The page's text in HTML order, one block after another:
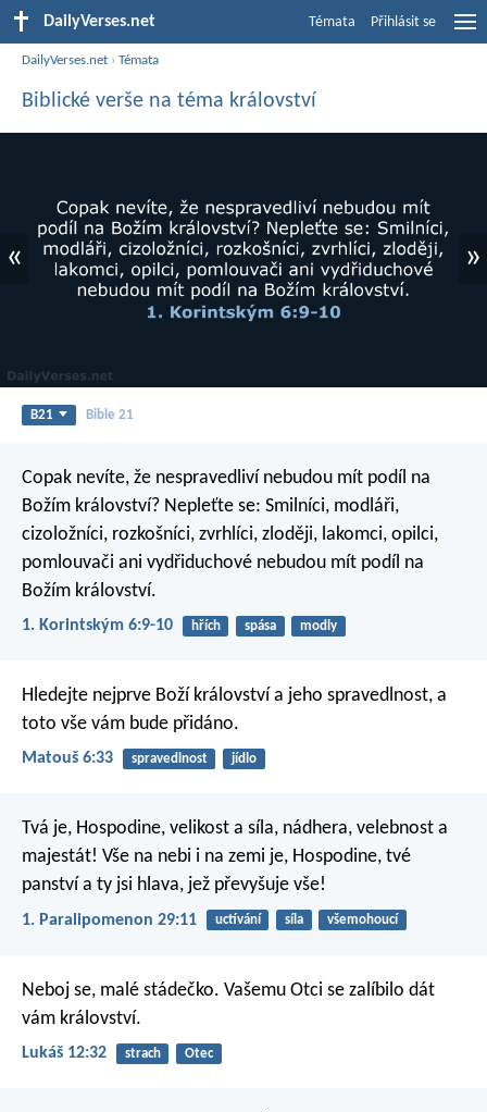
DailyVerses.net Témata Přihlásit se
DailyVerses.net ›Témata
Biblické verše na téma království
« »
B21 Bible 21
Copak nevíte, že nespravedliví nebudou mít podíl na
Božím království? Nepleťte se: Smilníci, modláři,
cizoložníci, rozkošníci, zvrhlíci, zloději, lakomci, opilci,
pomlouvači ani vydřiduchové nebudou mít podíl na
Božím království.
1. Korintským 6:9-10 hřích spása modly
Hledejte nejprve Boží království a jeho spravedlnost, a
toto vše vám bude přidáno.
Matouš 6:33 spravedlnost jídlo
Tvá je, Hospodine, velikost a síla, nádhera, velebnost a
majestát! Vše na nebi i na zemi je, Hospodine, tvé
panství a ty jsi hlava, jež převyšuje vše!
1. Paralipomenon 29:11 uctívání síla všemohoucí
Neboj se, malé stádečko. Vašemu Otci se zalíbilo dát
vám království.
Lukáš 12:32 strach Otec